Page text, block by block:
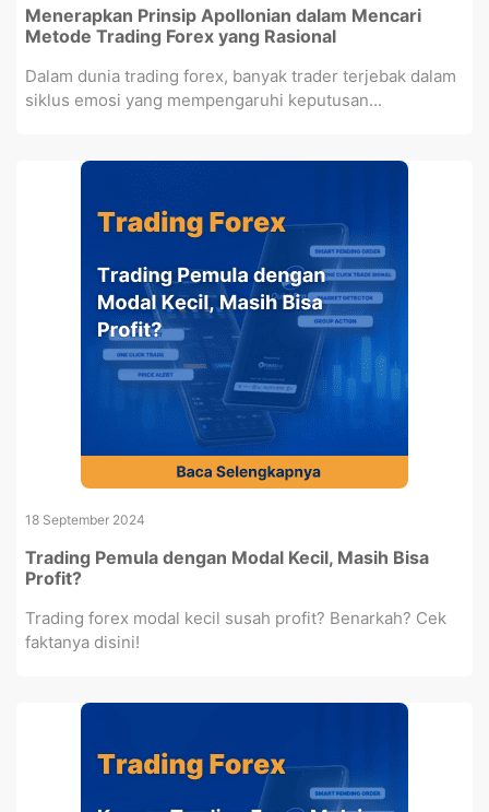
Menerapkan Prinsip Apollonian dalam Mencari
Metode Trading Forex yang Rasional
Dalam dunia trading forex, banyak trader terjebak dalam
siklus emosi yang mempengaruhi keputusan...
18 September 2024
Trading Pemula dengan Modal Kecil, Masih Bisa
Profit?
Trading forex modal kecil susah profit? Benarkah? Cek
faktanya disini!